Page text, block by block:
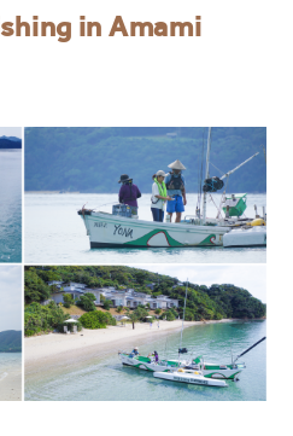
in Amami